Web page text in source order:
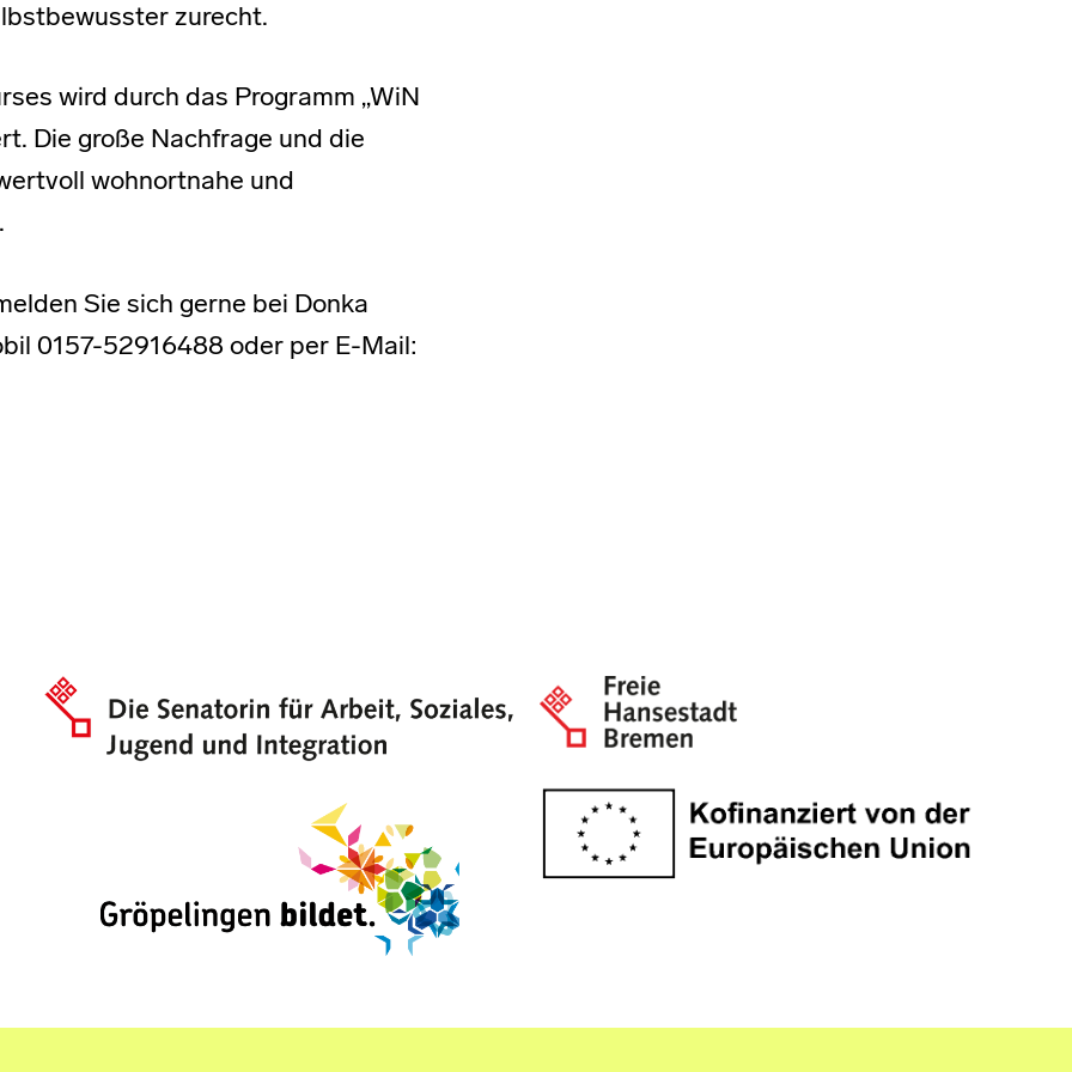
zurecht.
wird durch das Programm „WiN
Die große Nachfrage und die
wohnortnahe und
Sie sich gerne bei Donka
0157-52916488 oder per E-Mail: